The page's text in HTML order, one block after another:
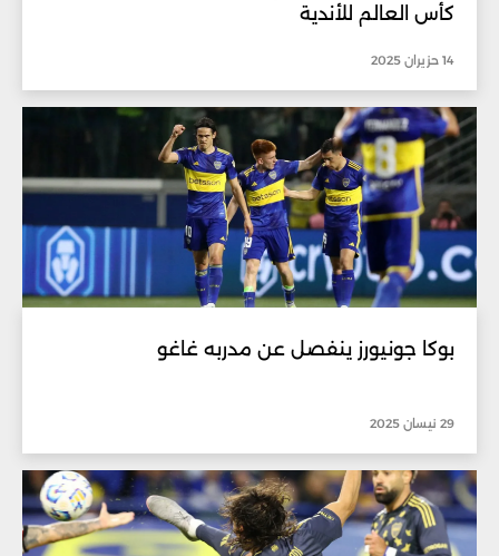
كأس العالم للأندية
14 حزيران 2025
بوكا جونيورز ينفصل عن مدربه غاغو
29 نيسان 2025